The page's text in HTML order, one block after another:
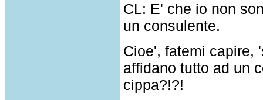
CL: E' che io non
un consulente.
Cioe', fatemi capire,
affidano tutto ad un
cippa?!?!